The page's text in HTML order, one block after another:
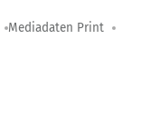
Mediadaten Print